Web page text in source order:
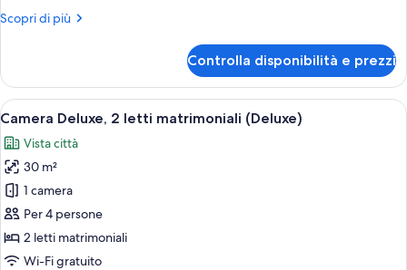
letti
Scopri di più
Altri
Classic,
letti
Controlla disponibilità e prezzi
Apri
tutte
le
foto
per
Camera
Deluxe,
2
Camera d'albergo con tre letti, un
7
Camera Deluxe, 2 letti matrimoniali (Deluxe)
Vista città
30 m²
1 camera
Per 4 persone
2 letti matrimoniali
Wi-Fi gratuito